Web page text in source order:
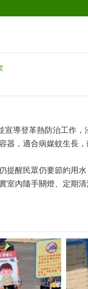
導登革熱防治工作
器，適合病媒蚊生長
提醒民眾仍要節約用
室內隨手關燈、定期